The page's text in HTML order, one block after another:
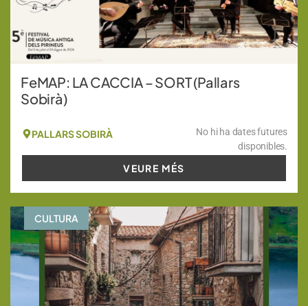
FeMAP: LA CACCIA – SORT (Pallars
Sobirà)
PALLARS SOBIRÀ
No hi ha dates futures
disponibles.
VEURE MÉS
CULTURA